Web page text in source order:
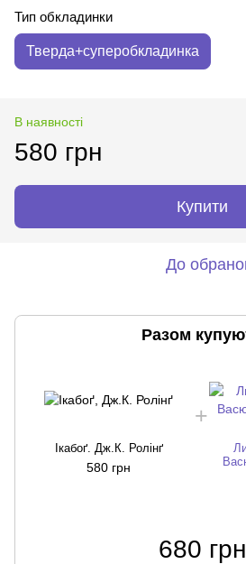
Тип обкладинки
Тверда+суперобкладинка
В наявності
580 грн
Купити
До
Разом
Ікабоґ. Дж.К. Ролінґ
580 грн
680 грн